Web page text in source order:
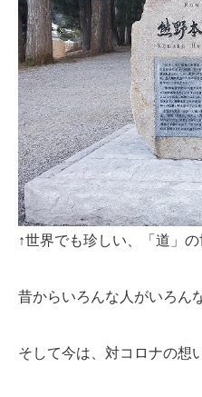
↑世界でも珍しい、「道」
昔からいろんな人がいろん
そして今は、対コロナの想